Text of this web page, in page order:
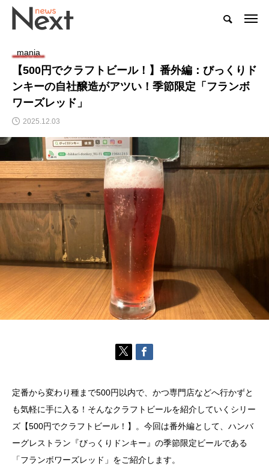
mania
【500円でクラフトビール！】番外編：びっくりド
ンキーの自社醸造がアツい！季節限定「フランボ
ワーズレッド」
2025.12.03
定番から変わり種まで500円以内で、かつ専門店などへ行かずと
も気軽に手に入る！そんなクラフトビールを紹介していくシリー
ズ【500円でクラフトビール！】。今回は番外編として、ハンバ
ーグレストラン『びっくりドンキー』の季節限定ビールである
「フランボワーズレッド」をご紹介します。